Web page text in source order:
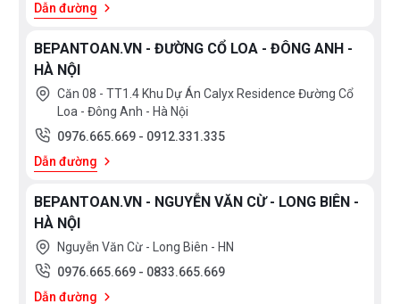
Khay nướng không dính
Chúng tôi mang đến các giải pháp công nghệ nano
hữu ích cho lò nướng. Lớp men kháng nước đặc biệt
vào, do đó, việc chùi rửa và bảo quản trở nên dễ dàng
hơn.
Hệ thống cửa dễ lau chùi
Chắc hẳn bạn biết việc vệ sinh cửa lò, các tấm kính
Dẫn đường
BEPANTOAN.VN - ĐƯỜNG CỔ LOA - ĐÔNG ANH -
HÀ NỘI
Căn 08 - TT1.4 Khu Dự Án Calyx Residence Đường Cổ
Loa - Đông Anh - Hà Nội
0976.665.669 - 0912.331.335
Dẫn đường
BEPANTOAN.VN - NGUYỄN VĂN CỪ - LONG BIÊN -
HÀ NỘI
Nguyễn Văn Cừ - Long Biên - HN
0976.665.669 - 0833.665.669
Dẫn đường